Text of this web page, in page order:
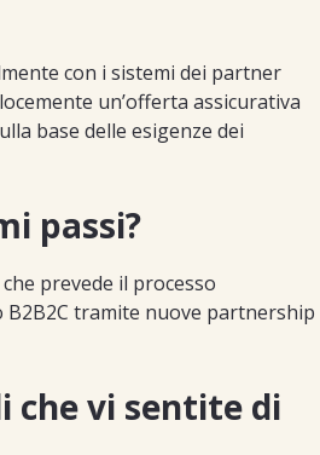
con i sistemi dei partner
un’offerta assicurativa
base delle esigenze dei
passi?
prevede il processo
B2B2C tramite nuove partnership
che vi sentite di